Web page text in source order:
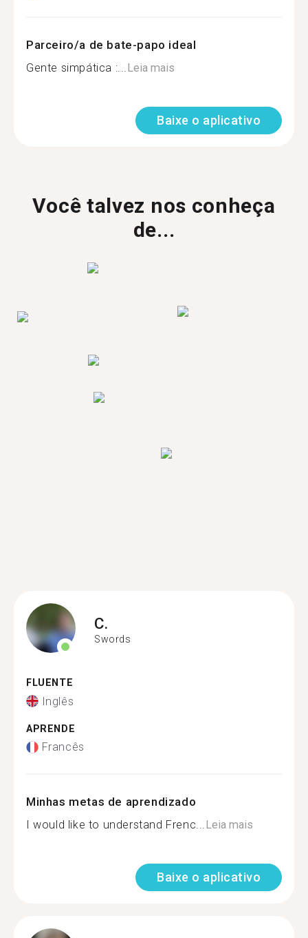
Parceiro/a de bate-papo ideal
Gente simpática :...Leia mais
Baixe o aplicativo
Você talvez nos conheça
de...
C.
Swords
FLUENTE
Inglês
APRENDE
Francês
Minhas metas de aprendizado
I would like to understand Frenc...Leia mais
Baixe o aplicativo